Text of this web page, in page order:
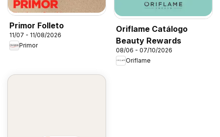
Primor Folleto
11/07 - 11/08/2026
Primor
Oriflame Catálogo
Beauty Rewards
08/06 - 07/10/2026
Oriflame